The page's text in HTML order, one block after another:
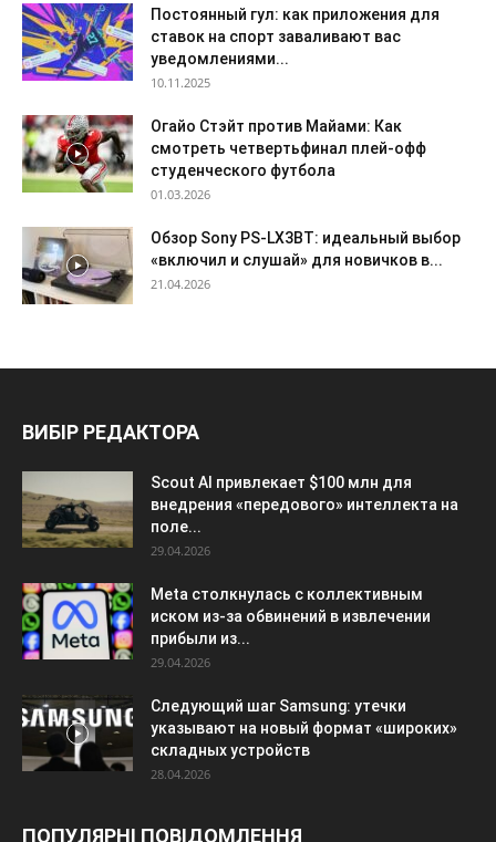
Постоянный гул: как приложения для
ставок на спорт заваливают вас
уведомлениями...
10.11.2025
Огайо Стэйт против Майами: Как
смотреть четвертьфинал плей-офф
студенческого футбола
01.03.2026
Обзор Sony PS-LX3BT: идеальный выбор
«включил и слушай» для новичков в...
21.04.2026
ВИБІР РЕДАКТОРА
Scout AI привлекает $100 млн для
внедрения «передового» интеллекта на
поле...
29.04.2026
Meta столкнулась с коллективным
иском из-за обвинений в извлечении
прибыли из...
29.04.2026
Следующий шаг Samsung: утечки
указывают на новый формат «широких»
складных устройств
28.04.2026
ПОПУЛЯРНІ ПОВІДОМЛЕННЯ